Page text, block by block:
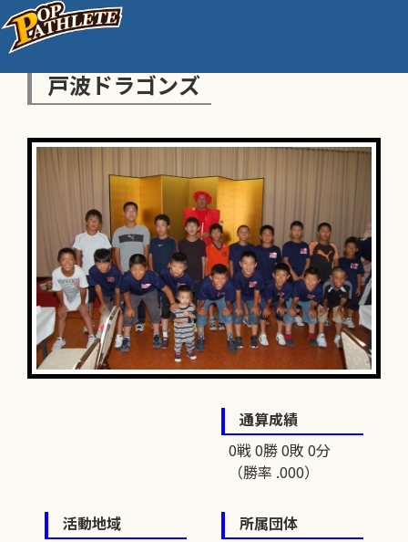
戸波ドラゴンズ
通算成績
0戦 0勝 0敗 0分
（勝率 .000）
活動地域
所属団体